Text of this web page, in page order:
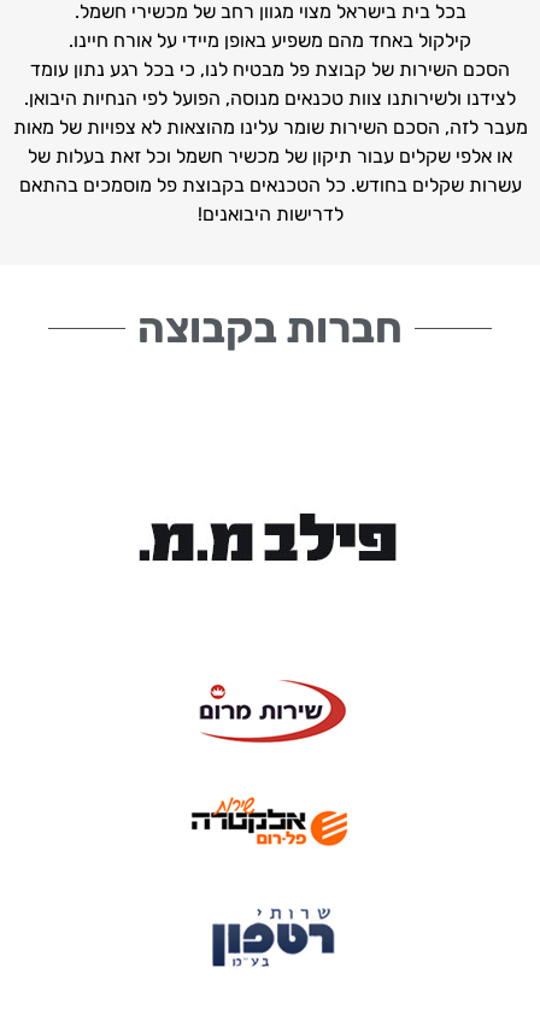
בכל בית בישראל מצוי מגוון רחב של מכשירי חשמל.
קילקול באחד מהם משפיע באופן מיידי על אורח חיינו.
הסכם השירות של קבוצת פל מבטיח לנו, כי בכל רגע נתון עומד
לצידנו ולשירותנו צוות טכנאים מנוסה, הפועל לפי הנחיות היבואן.
מעבר לזה, הסכם השירות שומר עלינו מהוצאות לא צפויות של מאות
או אלפי שקלים עבור תיקון של מכשיר חשמל וכל זאת בעלות של
עשרות שקלים בחודש. כל הטכנאים בקבוצת פל מוסמכים בהתאם
לדרישות היבואנים!
חברות בקבוצה